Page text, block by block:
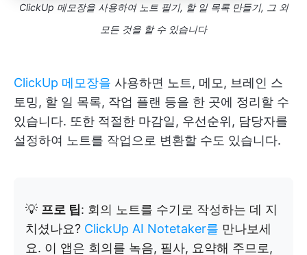
ClickUp 메모장을 사용하여 노트 필기, 할 일 목록 만들기, 그 외
모든 것을 할 수 있습니다
ClickUp 메모장을 사용하면 노트, 메모, 브레인 스
토밍, 할 일 목록, 작업 플랜 등을 한 곳에 정리할 수
있습니다. 또한 적절한 마감일, 우선순위, 담당자를
설정하여 노트를 작업으로 변환할 수도 있습니다.
💡 프로 팁: 회의 노트를 수기로 작성하는 데 지
치셨나요? ClickUp AI Notetaker를 만나보세
요. 이 앱은 회의를 녹음, 필사, 요약해 주므로,